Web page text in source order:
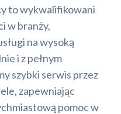
to wykwalifikowani
w branży,
na wysoką
i z pełnym
szybki serwis przez
zapewniając
pomoc w